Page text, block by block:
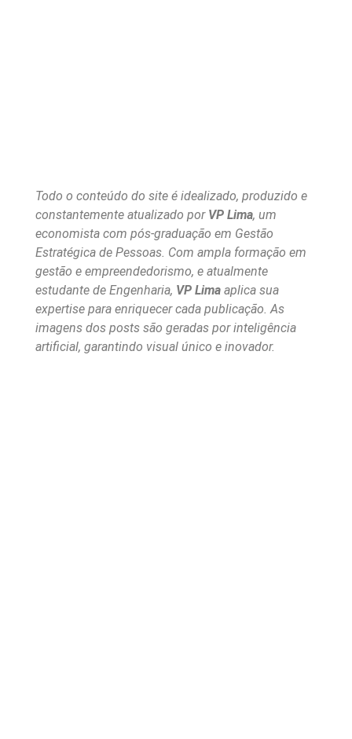
Todo o conteúdo do site é idealizado, produzido e
constantemente atualizado por VP Lima, um
economista com pós-graduação em Gestão
Estratégica de Pessoas. Com ampla formação em
gestão e empreendedorismo, e atualmente
estudante de Engenharia, VP Lima aplica sua
expertise para enriquecer cada publicação. As
imagens dos posts são geradas por inteligência
artificial, garantindo visual único e inovador.